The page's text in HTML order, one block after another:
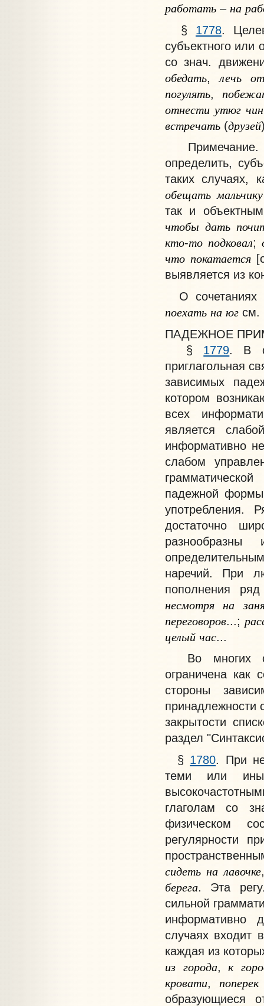
работать– на
§ 1778.
субъектного или
со знач.
обедать,лечь
погулять,
отнести утюг
встречать(друзей
Примечание.
определить,
таких случаях,
обещать мальчику
так и
чтобы дать
кто-то подковал;
что покатается
выявляется из
О
поехать на югсм.
ПАДЕЖНОЕ
§ 1779 . В
приглагольная
зависимых
котором
всех
является
информативно
слабом
падежной
употребления.
достаточно
наречий. При
пополнения
несмотря на
переговоров...;
целый час...
Во многих
ограничена как
стороны
принадлежности
закрытости
раздел
§ 1780. При
теми или
глаголам со
физическом
регулярности
сидеть на лавочке
берега. Эта
сильной
информативно
случаях входит
каждая из
из города,к
кровати, поперек
образующиеся